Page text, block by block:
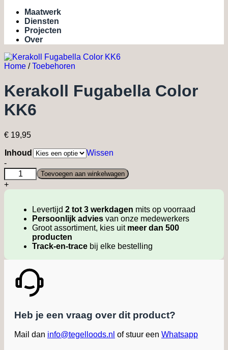
Maatwerk
Diensten
Projecten
Over
Home / Toebehoren
Kerakoll Fugabella Color
KK6
€ 19,95
Inhoud
Wissen
Kerakoll
Fugabella
Color
KK6
-
+
Toevoegen aan winkelwagen
Levertijd 2 tot 3 werkdagen mits op voorraad
Persoonlijk advies van onze medewerkers
Groot assortiment, kies uit meer dan 500
producten
Track-en-trace bij elke bestelling
Heb je een vraag over dit product?
Mail dan info@tegelloods.nl of stuur een Whatsapp